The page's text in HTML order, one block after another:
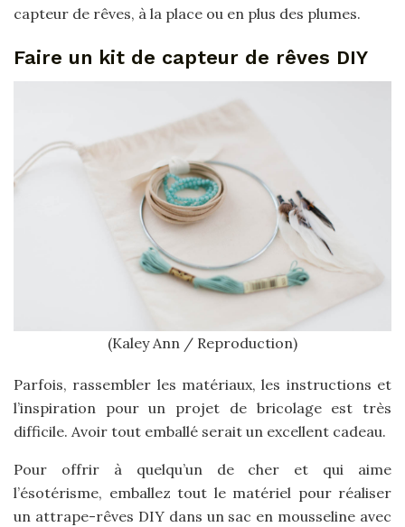
capteur de rêves, à la place ou en plus des plumes.
Faire un kit de capteur de rêves DIY
(Kaley Ann / Reproduction)
Parfois, rassembler les matériaux, les instructions et
l’inspiration pour un projet de bricolage est très
difficile. Avoir tout emballé serait un excellent cadeau.
Pour offrir à quelqu’un de cher et qui aime
l’ésotérisme, emballez tout le matériel pour réaliser
un attrape-rêves DIY dans un sac en mousseline avec